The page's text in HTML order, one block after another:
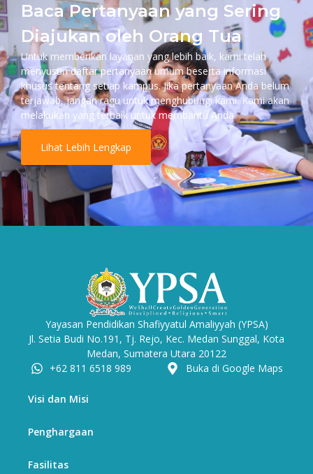
Baca Pertanyaan yang Sering
Diajukan oleh Orang Tua
Untuk memberikan layanan yang lebih baik, kami telah
menyusun daftar pertanyaan umum beserta informasi
khusus tentang setiap kampus. Jika pertanyaan Anda belum
terjawab, jangan ragu untuk menghubungi kami. Kami akan
melakukan yang terbaik untuk membantu Anda.
Lihat Lebih Lengkap
Yayasan Pendidikan Shafiyyatul Amaliyyah (YPSA)
Jl. Setia Budi No.191, Tj. Rejo, Kec. Medan Sunggal, Kota
Medan, Sumatera Utara 20122
+62 811 6518 989
Buka di Google Maps
Visi dan Misi
Penghargaan
Fasilitas